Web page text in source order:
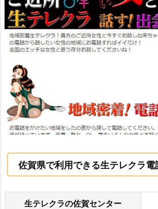
佐賀県で利用できる生テレクラ電
生テレクラの佐賀センター